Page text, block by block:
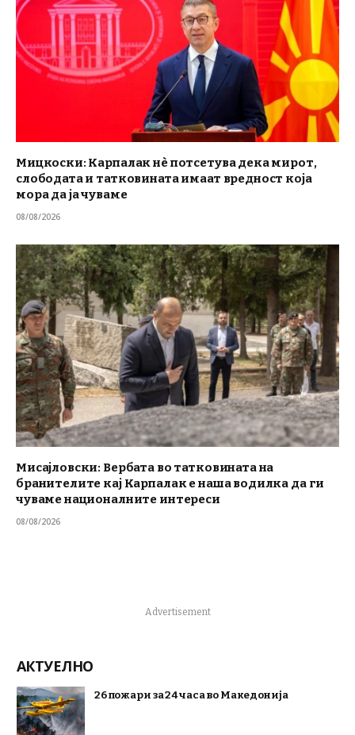
Мицкоски: Карпалак нè потсетува дека мирот,
слободата и татковината имаат вредност која
мора да ја чуваме
08/08/2026
Мисајловски: Вербата во татковината на
бранителите кај Карпалак е наша водилка да ги
чуваме националните интереси
08/08/2026
Advertisement
АКТУЕЛНО
26 пожари за 24 часа во Македонија